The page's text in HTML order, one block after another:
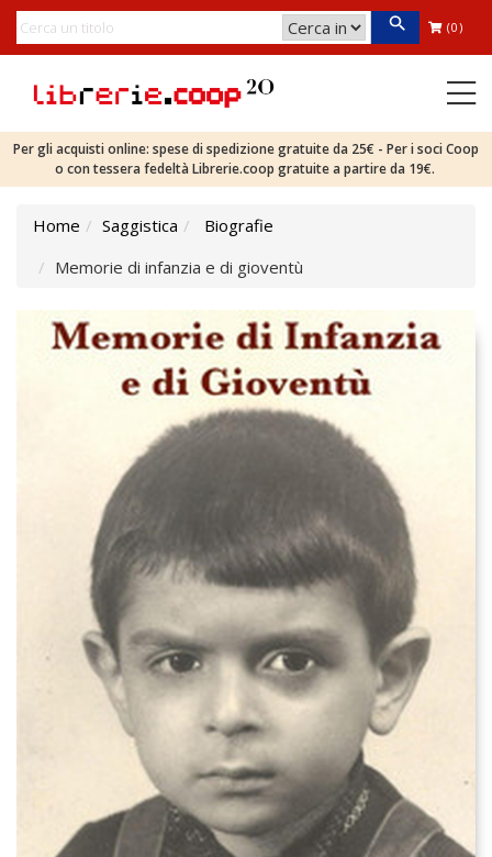
(0)
Per gli acquisti online: spese di spedizione gratuite da 25€ - Per i soci Coop
o con tessera fedeltà Librerie.coop gratuite a partire da 19€.
Home Saggistica
Biografie
Memorie di infanzia e di gioventù